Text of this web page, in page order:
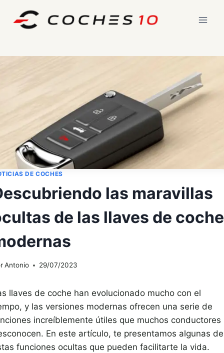
DE COCHES
las maravillas
de las llaves de coche
Antonio 29/07/2023
llaves de coche han evolucionado mucho con el
y las versiones modernas ofrecen una serie de
increíblemente útiles que muchos conductores
En este artículo, te presentamos algunas de
funciones ocultas que pueden facilitarte la vida.